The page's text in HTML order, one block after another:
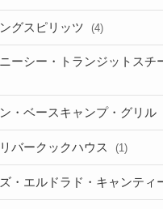
グスピリッツ (4)
ーシー・トランジットスチ
・ベースキャンプ・グリル
バークックハウス (1)
・エルドラド・キャンティ